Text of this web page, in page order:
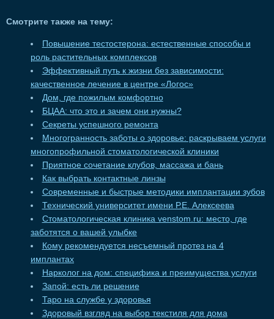
Смотрите также на тему:
Повышение тестостерона: естественные способы и
роль растительных комплексов
Эффективный путь к жизни без зависимости:
качественное лечение в центре «Логос»
Дом, где пожилым комфортно
БЦАА: что это и зачем они нужны?
Секреты успешного ремонта
Многогранность заботы о здоровье: раскрываем услуги
многопрофильной стоматологической клиники
Приятное сочетание клубов, массажа и бань
Как выбрать контактные линзы
Современные и быстрые методики имплантации зубов
Технический университет имени Р.Е. Алексеева
Стоматологическая клиника venstom.ru: место, где
заботятся о вашей улыбке
Кому рекомендуется несъемный протез на 4
имплантах
Нарколог на дом: специфика и преимущества услуги
Запой: есть ли решение
Таро на службе у здоровья
Здоровый взгляд на выбор текстиля для дома